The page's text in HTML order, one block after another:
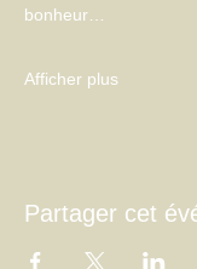
bonheur…
Afficher plus
Partager cet